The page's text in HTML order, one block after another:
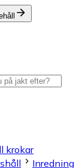
krokar
Inredning